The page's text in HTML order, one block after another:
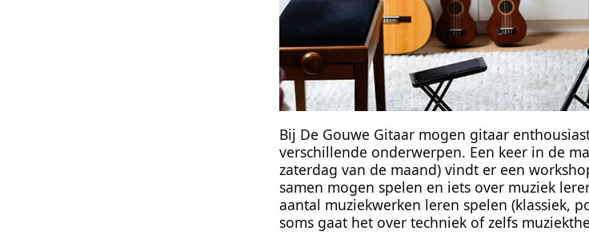
Bij De Gouwe Gitaar mogen gitaar
verschillende onderwerpen. Een keer in de
zaterdag van de maand) vindt er een
samen mogen spelen en iets over muziek
aantal muziekwerken leren spelen (klassiek,
soms gaat het over techniek of zelfs